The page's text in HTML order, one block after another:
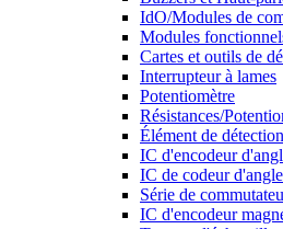
IdO/Modules de
Modules
Cartes et outils de
Interrupteur à lames
Potentiomètre
Résistances/
Élément de
IC d'encodeur
IC de codeur
Série de
IC d'encodeur